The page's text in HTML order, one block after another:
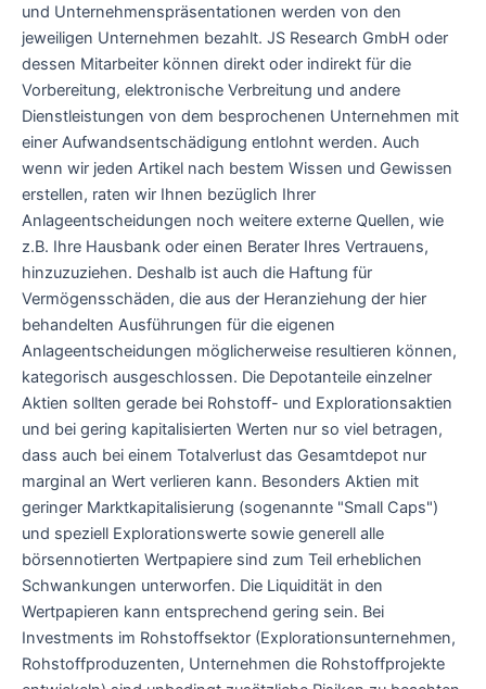
und Unternehmenspräsentationen werden von den
jeweiligen Unternehmen bezahlt. JS Research GmbH oder
dessen Mitarbeiter können direkt oder indirekt für die
Vorbereitung, elektronische Verbreitung und andere
Dienstleistungen von dem besprochenen Unternehmen mit
einer Aufwandsentschädigung entlohnt werden. Auch
wenn wir jeden Artikel nach bestem Wissen und Gewissen
erstellen, raten wir Ihnen bezüglich Ihrer
Anlageentscheidungen noch weitere externe Quellen, wie
z.B. Ihre Hausbank oder einen Berater Ihres Vertrauens,
hinzuzuziehen. Deshalb ist auch die Haftung für
Vermögensschäden, die aus der Heranziehung der hier
behandelten Ausführungen für die eigenen
Anlageentscheidungen möglicherweise resultieren können,
kategorisch ausgeschlossen. Die Depotanteile einzelner
Aktien sollten gerade bei Rohstoff- und Explorationsaktien
und bei gering kapitalisierten Werten nur so viel betragen,
dass auch bei einem Totalverlust das Gesamtdepot nur
marginal an Wert verlieren kann. Besonders Aktien mit
geringer Marktkapitalisierung (sogenannte "Small Caps")
und speziell Explorationswerte sowie generell alle
börsennotierten Wertpapiere sind zum Teil erheblichen
Schwankungen unterworfen. Die Liquidität in den
Wertpapieren kann entsprechend gering sein. Bei
Investments im Rohstoffsektor (Explorationsunternehmen,
Rohstoffproduzenten, Unternehmen die Rohstoffprojekte